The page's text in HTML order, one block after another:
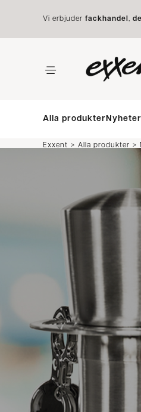
Vi erbjuder fackhandel ,
Alla produkterNyheter
Exxent > Alla produkter >